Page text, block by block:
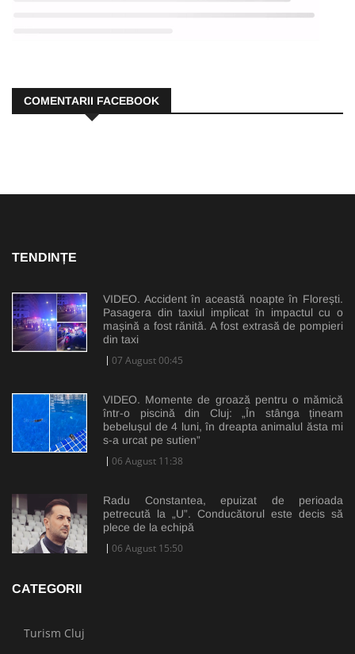
COMENTARII FACEBOOK
TENDINȚE
VIDEO. Accident în această noapte în Florești.
Pasagera din taxiul implicat în impactul cu o
mașină a fost rănită. A fost extrasă de pompieri
din taxi
07 August 00:45
VIDEO. Momente de groază pentru o mămică
într-o piscină din Cluj: „În stânga țineam
bebelușul de 4 luni, în dreapta animalul ăsta mi
s-a urcat pe sutien”
06 August 11:38
Radu Constantea, epuizat de perioada
petrecută la „U”. Conducătorul este decis să
plece de la echipă
06 August 15:50
CATEGORII
Turism Cluj